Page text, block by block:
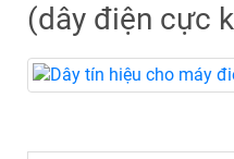
(dây điện cực